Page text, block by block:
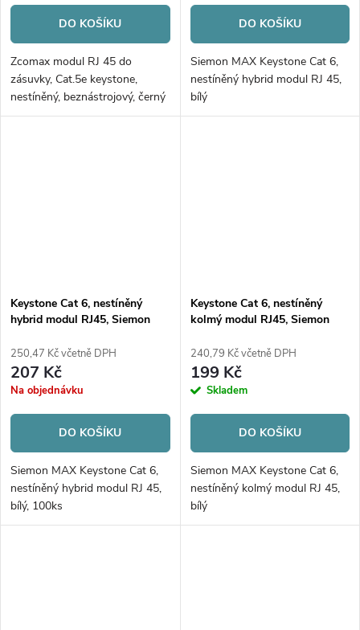
DO KOŠÍKU
Zcomax modul RJ 45 do
zásuvky, Cat.5e keystone,
nestíněný, beznástrojový, černý
DO KOŠÍKU
Siemon MAX Keystone Cat 6,
nestíněný hybrid modul RJ 45,
bílý
Keystone Cat 6, nestíněný
hybrid modul RJ45, Siemon
250,47 Kč včetně DPH
207 Kč
Na objednávku
DO KOŠÍKU
Siemon MAX Keystone Cat 6,
nestíněný hybrid modul RJ 45,
bílý, 100ks
Keystone Cat 6, nestíněný
kolmý modul RJ45, Siemon
240,79 Kč včetně DPH
199 Kč
Skladem
DO KOŠÍKU
Siemon MAX Keystone Cat 6,
nestíněný kolmý modul RJ 45,
bílý